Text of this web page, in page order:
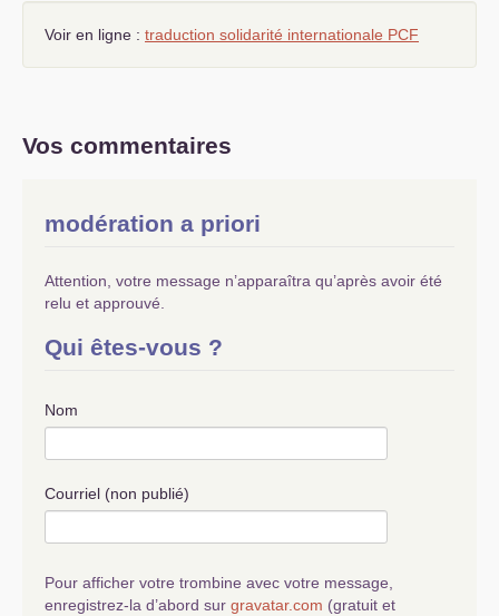
Voir en ligne : traduction solidarité internationale PCF
Vos commentaires
modération a priori
Attention, votre message n’apparaîtra qu’après avoir été
relu et approuvé.
Qui êtes-vous ?
Nom
Courriel (non publié)
Pour afficher votre trombine avec votre message,
enregistrez-la d’abord sur gravatar.com (gratuit et